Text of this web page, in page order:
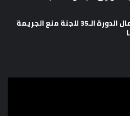
وزارة العدل تشارك في أعمال الدورة الـ35 للجنة منع الجريمة